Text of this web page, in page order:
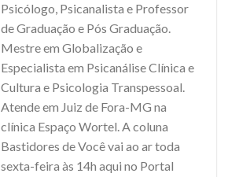
Psicólogo, Psicanalista e Professor
de Graduação e Pós Graduação.
Mestre em Globalização e
Especialista em Psicanálise Clínica e
Cultura e Psicologia Transpessoal.
Atende em Juiz de Fora-MG na
clínica Espaço Wortel. A coluna
Bastidores de Você vai ao ar toda
sexta-feira às 14h aqui no Portal